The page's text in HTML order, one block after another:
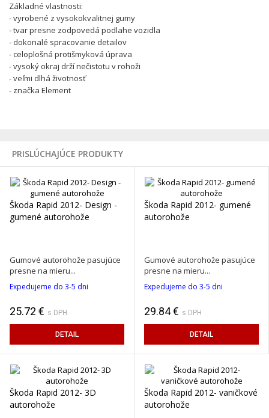
Základné vlastnosti:
- vyrobené z vysokokvalitnej gumy
- tvar presne zodpovedá podlahe vozidla
- dokonalé spracovanie detailov
- celoplošná protišmyková úprava
- vysoký okraj drží nečistotu v rohoži
- veľmi dlhá životnosť
- značka Element
PRISLÚCHAJÚCE PRODUKTY
Škoda Rapid 2012- Design -
gumené autorohože
Gumové autorohože pasujúce
presne na mieru...
Expedujeme do 3-5 dni
25.72 € s DPH
DETAIL
Škoda Rapid 2012- gumené
autorohože
Gumové autorohože pasujúce
presne na mieru...
Expedujeme do 3-5 dni
29.84 € s DPH
DETAIL
Škoda Rapid 2012- 3D
autorohože
Škoda Rapid 2012- vaničkové
autorohože